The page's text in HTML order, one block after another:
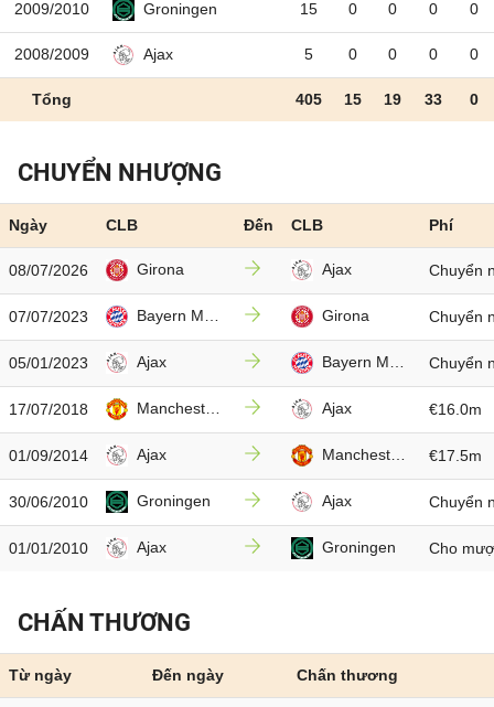
2009/2010 Groningen 15 0 0 0 0
2008/2009 Ajax 5 0 0 0 0
Tổng 405 15 19 33 0
CHUYỂN NHƯỢNG
Ngày CLB Đến CLB Phí
08/07/2026 Girona Ajax Chuyển
07/07/2023 Bayern Munich Girona Chuyển
05/01/2023 Ajax Bayern Munich Chuyển
17/07/2018 Manchester Utd Ajax €16.0m
01/09/2014 Ajax Manchester Utd €17.5m
30/06/2010 Groningen Ajax Chuyển
01/01/2010 Ajax Groningen Cho
CHẤN THƯƠNG
Từ ngày Đến ngày Chấn thương